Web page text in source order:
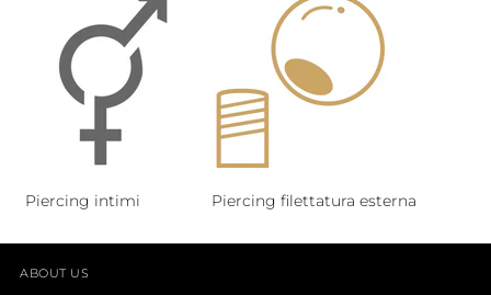
Piercing intimi Piercing filettatura esterna
ABOUT US